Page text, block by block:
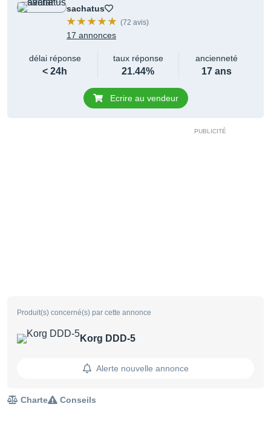
sachatus
(72 avis)
17 annonces
délai réponse
< 24h
taux réponse
21.44%
ancienneté
17 ans
Ecrire au vendeur
Produit(s) concerné(s) par cette annonce
Korg DDD-5
Alerte nouvelle annonce
Charte Conseils